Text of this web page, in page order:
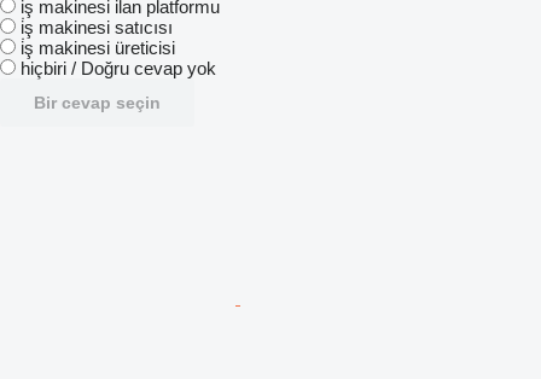
i̇ş makinesi ilan platformu
i̇ş makinesi satıcısı
i̇ş makinesi üreticisi
hiçbiri / Doğru cevap yok
Bir cevap seçin